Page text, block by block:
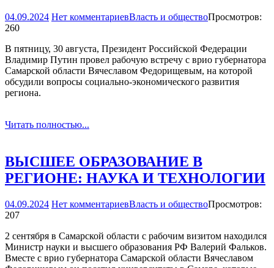
04.09.2024 Нет комментариевВласть и обществоПросмотров:
260
В пятницу, 30 августа, Президент Российской Федерации
Владимир Путин провел рабочую встречу с врио губернатора
Самарской области Вячеславом Федорищевым, на которой
обсудили вопросы социально-экономического развития
региона.
Читать полностью...
ВЫСШЕЕ ОБРАЗОВАНИЕ В
РЕГИОНЕ: НАУКА И ТЕХНОЛОГИИ
04.09.2024 Нет комментариевВласть и обществоПросмотров:
207
2 сентября в Самарской области с рабочим визитом находился
Министр науки и высшего образования РФ Валерий Фальков.
Вместе с врио губернатора Самарской области Вячеславом